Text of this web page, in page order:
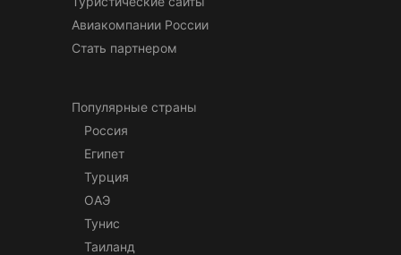
Авиакомпании России
Стать партнером
Популярные страны
Россия
Египет
Турция
ОАЭ
Тунис
Таиланд